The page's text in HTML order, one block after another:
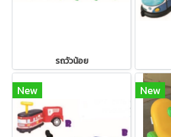
รถวัวน้อย
New New